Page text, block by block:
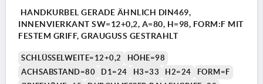
HANDKURBEL GERADE ÄHNLICH DIN469,
INNENVIERKANT SW=12+0,2, A=80, H=98, FORM:F MIT
FESTEM GRIFF, GRAUGUSS GESTRAHLT
SCHLÜSSELWEITE=12+0,2
HÖHE=98
ACHSABSTAND=80
D1=24 H3=33 H2=24
FORM=F